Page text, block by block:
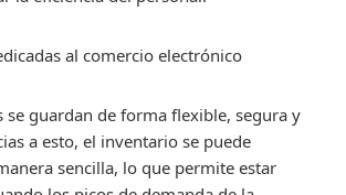
al comercio electrónico
se guardan de forma flexible, segura y
a esto, el inventario se puede
sencilla, lo que permite estar